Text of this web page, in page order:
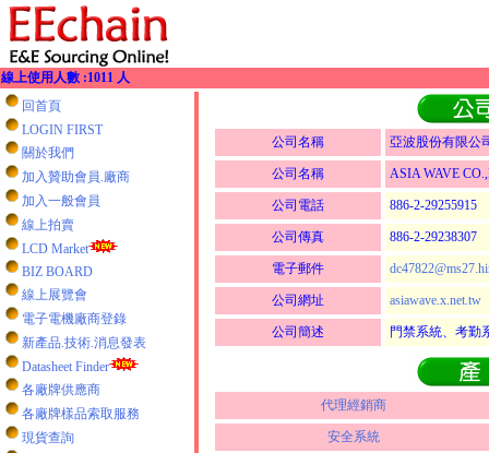
線上使用人數 :1011 人
回首頁
LOGIN FIRST
關於我們
加入贊助會員.廠商
加入一般會員
線上拍賣
LCD Market
BIZ BOARD
線上展覽會
電子電機廠商登錄
新產品.技術.消息發表
Datasheet Finder
各廠牌供應商
各廠牌樣品索取服務
現貨查詢
公司名稱 亞波股份有限公
公司名稱 ASIA WAVE
公司電話 886-2-29255915
公司傳真 886-2-29238307
電子郵件
公司網址 asiawave.x.net.tw
公司簡述 門禁系統、考勤
代理經銷商
安全系統